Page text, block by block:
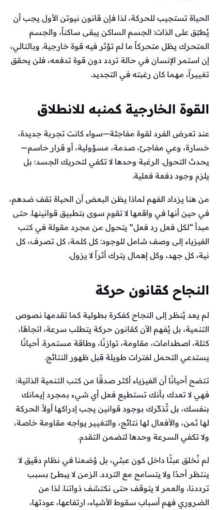
الحياة تستجيب للحركة، لذا فإن قانون نيوتن الأول يجب أن
يُطبّق على الذات: الجسم الساكن يبقى ساكناً، والجسم
المتحرك يظل متحركاً ما لم تؤثر فيه قوة خارجية. وبالتالي،
إن استمر الإنسان في حالة تردد دون قوة تدفعه، فلن يحقق
تغييراً، مهما كان رغبته في التجديد.
القوة الخارجية كمنبه للانطلاق
عند تعرض الفرد لقوة مفاجئة—سواء كانت تجربة جديدة،
خسارة، وعي مفاجئ، صدمة، مسؤولية، أو قرار حاسم—
يحدث التحول. الرغبة وحدها لا تكفي لتحريك الجسد؛ بل
يلزم وجود دفعة فعلية.
من هنا يزداد الفهم لماذا يظن البعض أن الحياة تقف ضدهم،
في حين أنها في واقعها لا تقوم سوى بتطبيق قوانينها. حتى
مبدأ “لكل فعل رد فعل” يتحول من مجرد مقولة في كتب
الفيزياء إلى وصف شامل للوجود: كل كلمة، كل تصرف، كل
نية، كل جهد، وكل إهمال يترك أثراً لا يزول.
النجاح كقانون حركة
لم يعد يُنظر إلى النجاح كفكرة بطولية كما تقدمها نصوص
التنمية، بل يُفهم الآن كقانون حركة يتطلب سرعة، اتجاهًا،
كتلة، اصطدامات، مقاومة، توازنًا، وطاقة مستمرة. أحيانًا
يستدعي التحمل لفترات طويلة قبل ظهور النتائج.
تتضح أحيانًا أن الفيزياء أكثر صدقًا من كتب التنمية الذاتية؛
فهي لا تعدك بأنك تستطيع فعل أي شيء بمجرد إيمانك
بنفسك، بل تُذكّرك بوجود قوانين يجب إدراكها أولاً. الحركة
لها ثمن، والأفعال لها نتائج، والتغيير يواجه مقاومة خاصة،
ولا تكفي السرعة وحدها لتضمن التقدم.
لم نُخلق عبثًا داخل كون عبثي، بل وُضعنا في نظام دقيق لا
ينتظر أحدًا ولا يتسامح مع التردد. الزمن لا يبطئ بسبب
ترددنا، والعمر لا يتوقف حتى نكتشف ذواتنا. لذا من
الضروري فهم أسباب سقوط الأشياء، ارتفاعها، عودتها،